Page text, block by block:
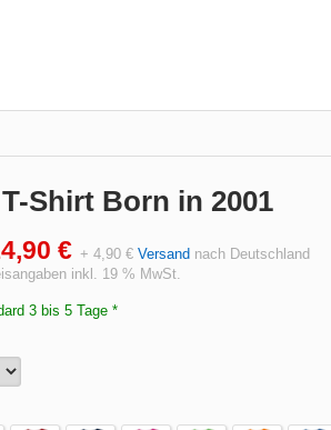
Shirt Born in 2001
€ + 4,90 € Versand nach Deutschland
inkl. 19 % MwSt.
3 bis 5 Tage *